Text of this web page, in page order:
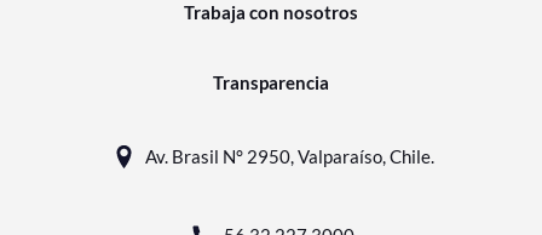
Trabaja con nosotros
Transparencia
Av. Brasil N° 2950, Valparaíso, Chile.